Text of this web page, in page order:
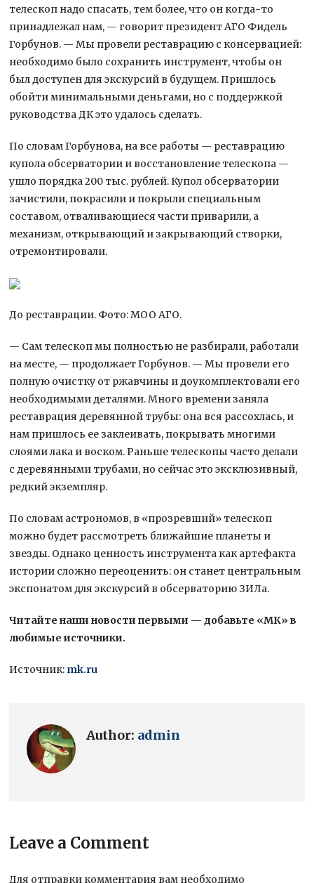
телескоп надо спасать, тем более, что он когда-то
принадлежал нам, — говорит президент АГО Фидель
Горбунов. — Мы провели реставрацию с консервацией:
необходимо было сохранить инструмент, чтобы он
был доступен для экскурсий в будущем. Пришлось
обойти минимальными деньгами, но с поддержкой
руководства ДК это удалось сделать.
По словам Горбунова, на все работы — реставрацию
купола обсерватории и восстановление телескопа —
ушло порядка 200 тыс. рублей. Купол обсерватории
зачистили, покрасили и покрыли специальным
составом, отваливающиеся части приварили, а
механизм, открывающий и закрывающий створки,
отремонтировали.
До реставрации. Фото: МОО АГО.
— Сам телескоп мы полностью не разбирали, работали
на месте, — продолжает Горбунов. — Мы провели его
полную очистку от ржавчины и доукомплектовали его
необходимыми деталями. Много времени заняла
реставрация деревянной трубы: она вся рассохлась, и
нам пришлось ее заклеивать, покрывать многими
слоями лака и воском. Раньше телескопы часто делали
с деревянными трубами, но сейчас это эксклюзивный,
редкий экземпляр.
По словам астрономов, в «прозревший» телескоп
можно будет рассмотреть ближайшие планеты и
звезды. Однако ценность инструмента как артефакта
истории сложно переоценить: он станет центральным
экспонатом для экскурсий в обсерваторию ЗИЛа.
Читайте наши новости первыми — добавьте «МК» в
любимые источники.
Источник: mk.ru
Author: admin
Leave a Comment
Для отправки комментария вам необходимо